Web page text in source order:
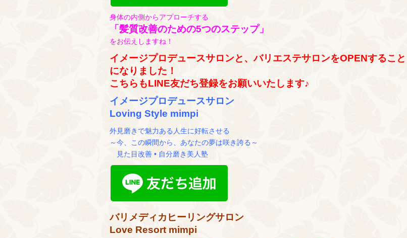
身体の内側からアプローチする
「髪質改善のための5つのステップ」
をお伝えしますね！
イメージプロデュースサロンと、バリエステサロンをOPENすること
になりました！
こちらもLINE友だち登録をお願いいたします♪
イメージプロデュースサロン
Loving Style mimpi
外見磨きで魅力ある人生に好転させる
～今、この瞬間から、あなたの夢は咲き誇る～
見た目改善 • 自分磨き美人塾
バリメディカヒーリングサロン
Love Resort mimpi